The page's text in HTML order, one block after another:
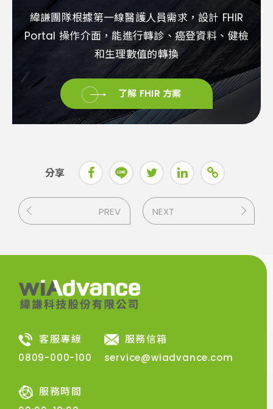
緯謙團隊根據第一線醫護人員需求，設計 FHIR
Portal 操作介面，能進行轉診、癌登資料、健檢
和生理數值的轉換
了解 FHIR 方案
分享
PREV NEXT
客服專線
0809-000-100
服務信箱
service@wiadvance.com
服務時間